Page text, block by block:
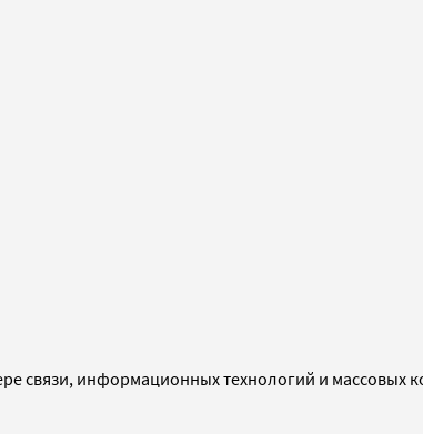
связи, информационных технологий и массовых